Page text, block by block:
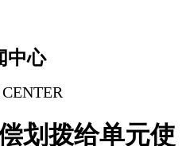
中心
划拨给单元使